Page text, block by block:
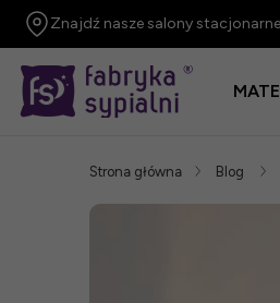
Znajdź nasze salony stacjonarne
Strona główna Blog